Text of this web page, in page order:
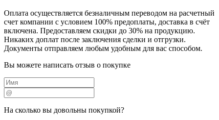
Оплата осуществляется безналичным переводом на расчетный
счет компании с условием 100% предоплаты, доставка в счёт
включена. Предоставляем скидки до 30% на продукцию.
Никаких доплат после заключения сделки и отгрузки.
Документы отправляем любым удобным для вас способом.
Вы можете написать отзыв о покупке
На сколько вы довольны покупкой?